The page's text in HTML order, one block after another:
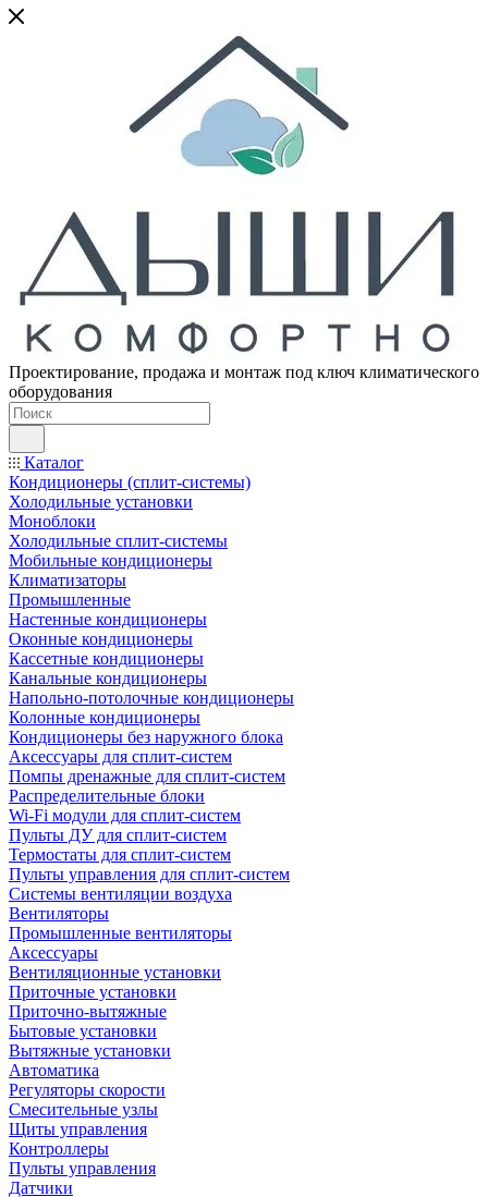
Проектирование, продажа и монтаж под ключ климатического
оборудования
Каталог
Кондиционеры (сплит-системы)
Холодильные установки
Моноблоки
Холодильные сплит-системы
Мобильные кондиционеры
Климатизаторы
Промышленные
Настенные кондиционеры
Оконные кондиционеры
Кассетные кондиционеры
Канальные кондиционеры
Напольно-потолочные кондиционеры
Колонные кондиционеры
Кондиционеры без наружного блока
Аксессуары для сплит-систем
Помпы дренажные для сплит-систем
Распределительные блоки
Wi-Fi модули для сплит-систем
Пульты ДУ для сплит-систем
Термостаты для сплит-систем
Пульты управления для сплит-систем
Системы вентиляции воздуха
Вентиляторы
Промышленные вентиляторы
Аксессуары
Вентиляционные установки
Приточные установки
Приточно-вытяжные
Бытовые установки
Вытяжные установки
Автоматика
Регуляторы скорости
Смесительные узлы
Щиты управления
Контроллеры
Пульты управления
Датчики